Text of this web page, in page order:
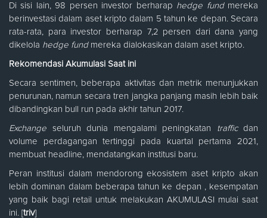
Di sisi lain, 98 persen investor berharap hedge fundmereka
berinvestasi dalam aset kripto dalam 5 tahun ke depan. Secara
rata-rata, para investor berharap 7,2 persen dari dana yang
dikelola hedge fundmereka dialokasikan dalam aset kripto.
Rekomendasi Akumulasi Saat ini
Secara sentimen, beberapa aktivitas dan metrik menunjukkan
penurunan, namun secara tren jangka panjang masih lebih baik
dibandingkan bull run pada akhir tahun 2017.
Exchange seluruh dunia mengalami peningkatan traffic dan
volume perdagangan tertinggi pada kuartal pertama 2021,
membuat headline, mendatangkan institusi baru.
Peran institusi dalam mendorong ekosistem aset kripto akan
lebih dominan dalam beberapa tahun ke depan , kesempatan
yang baik bagi retail untuk melakukan AKUMULASI mulai saat
ini. [triv]